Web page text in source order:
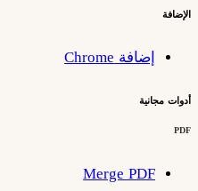
الإضافة
إضافة Chrome
أدوات مجانية
PDF
Merge PDF